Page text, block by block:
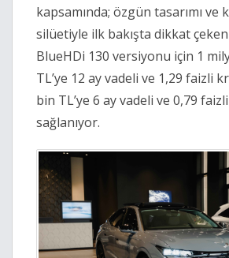
kapsamında; özgün tasarımı ve
silüetiyle ilk bakışta dikkat çeken
BlueHDi 130 versiyonu için 1
TL’ye 12 ay vadeli ve 1,29 faizli
bin TL’ye 6 ay vadeli ve 0,79
sağlanıyor.